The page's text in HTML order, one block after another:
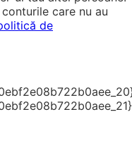
care nu au
de